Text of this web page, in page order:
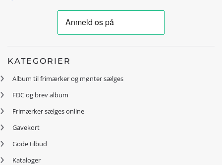
KATEGORIER
Album til frimærker og mønter sælges
FDC og brev album
Frimærker sælges online
Gavekort
Gode tilbud
Kataloger